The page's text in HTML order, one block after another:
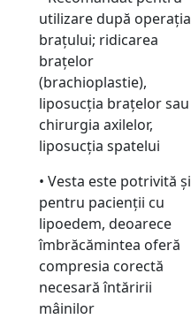
utilizare după operația
brațului; ridicarea
brațelor
(brachioplastie),
liposucția brațelor sau
chirurgia axilelor,
liposucția spatelui
• Vesta este potrivită și
pentru pacienții cu
lipoedem, deoarece
îmbrăcămintea oferă
compresia corectă
necesară întăririi
mâinilor